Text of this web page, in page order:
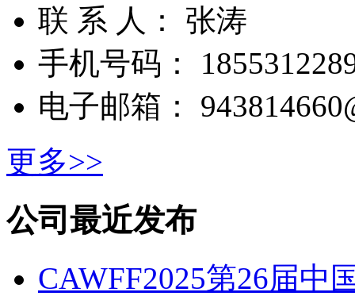
联 系 人： 张涛
手机号码：
电子邮箱：
更多>>
公司最近发布
CAWFF2025第26届中